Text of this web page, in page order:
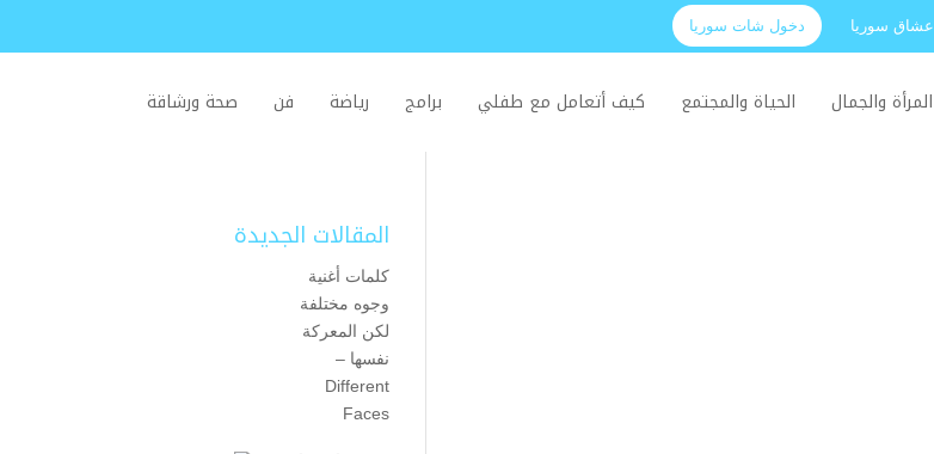
عشاق سوريا دخول شات سوريا
المرأة والجمال الحياة والمجتمع كيف أتعامل مع طفلي برامج رياضة فن صحة ورشاقة
المقالات الجديدة
كلمات أغنية
وجوه مختلفة
لكن المعركة
نفسها –
Different
Faces